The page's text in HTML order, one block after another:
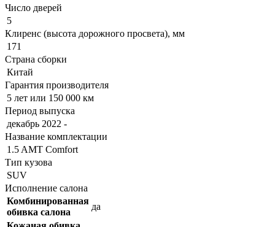
Число дверей
5
Клиренс (высота дорожного просвета), мм
171
Страна сборки
Китай
Гарантия производителя
5 лет или 150 000 км
Период выпуска
декабрь 2022 -
Название комплектации
1.5 AMT Comfort
Тип кузова
SUV
Исполнение салона
Комбинированная
обивка салона
да